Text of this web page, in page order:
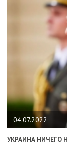
04.07.2022
УКРАИНА НИЧЕГО